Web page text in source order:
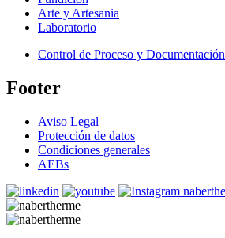
Arte y Artesania
Laboratorio
Control de Proceso y Documentación
Footer
Aviso Legal
Protección de datos
Condiciones generales
AEBs